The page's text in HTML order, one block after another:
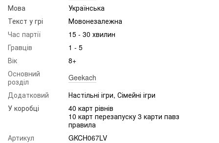
Мова
Українська
Текст у грі
Мовонезалежна
Час партії
15 - 30 хвилин
Гравців
1 - 5
Вік
8+
Основний
розділ
Geekach
Додатковий
Настільні ігри, Сімейні ігри
У коробці
40 карт рівнів
10 карт перезапуску 3 карти павз
правила
Артикул
GKCH067LV